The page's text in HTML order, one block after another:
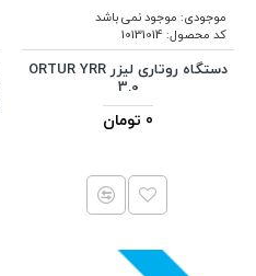
موجودی: موجود نمی باشد
کد محصول:10131014
دستگاه روتاری لیزر ORTUR YRR
3.0
0 تومان